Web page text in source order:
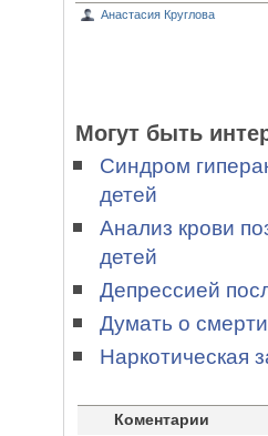
Анастасия Круглова
Могут быть
Синдром
детей
Анализ крови
детей
Депрессией
Думать о
Наркотическая
Коментарии